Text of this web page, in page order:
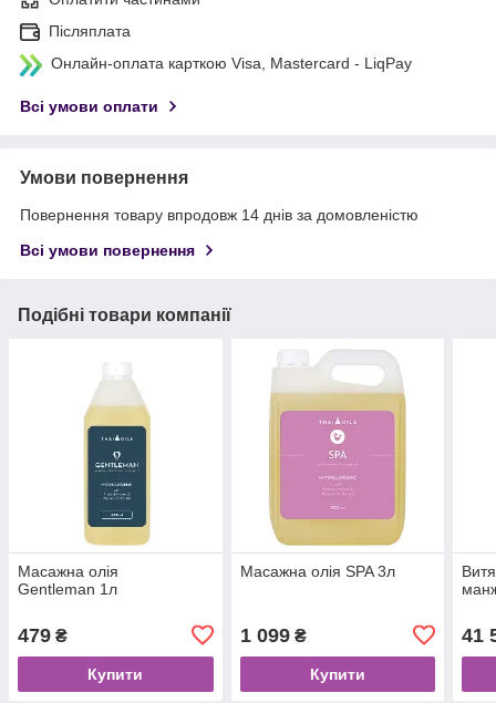
Післяплата
Онлайн-оплата карткою Visa, Mastercard - LiqPay
Всі умови оплати
Умови повернення
Повернення товару впродовж 14 днів за домовленістю
Всі умови повернення
Подібні товари компанії
Масажна олія
Gentleman 1л
479 ₴
Купити
Масажна олія SPA 3л
1 099₴
Купити
41